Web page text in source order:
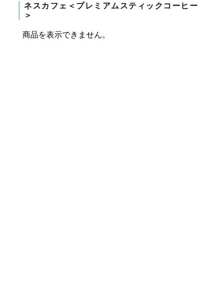
ネスカフェ＜プレミアムスティックコーヒー
＞